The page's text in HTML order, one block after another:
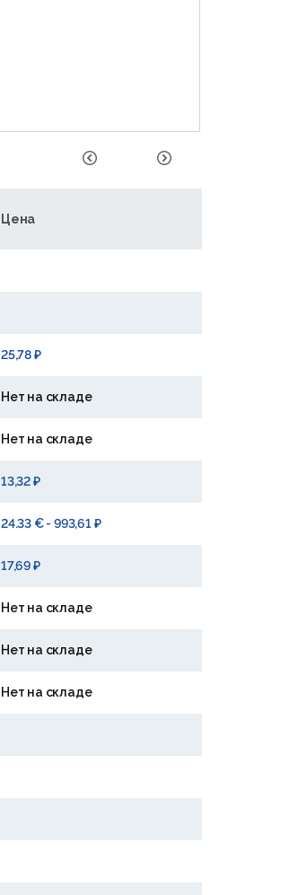
Цена
25,78 ₽
Нет на складе
Нет на складе
13,32 ₽
24.33 € - 993,61 ₽
17,69 ₽
Нет на складе
Нет на складе
Нет на складе